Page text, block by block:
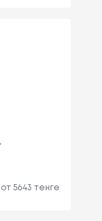
от 5643 тенге